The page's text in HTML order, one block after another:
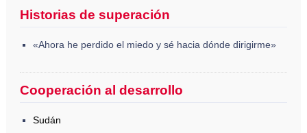
Historias de superación
«Ahora he perdido el miedo y sé hacia dónde dirigirme»
Cooperación al desarrollo
Sudán